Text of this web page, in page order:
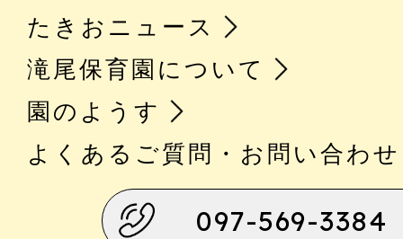
たきおニュース
滝尾保育園について
園のようす
よくあるご質問・お問い合わせ
097-569-3384